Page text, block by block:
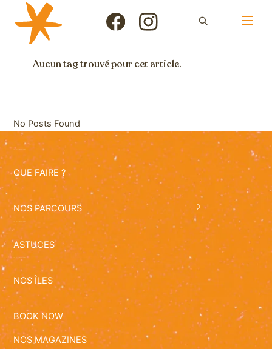
content
Icon
Icon
Aucun tag trouvé pour cet article.
No Posts Found
QUE FAIRE ?
NOS PARCOURS
ASTUCES
NOS ÎLES
BOOK NOW
NOS MAGAZINES